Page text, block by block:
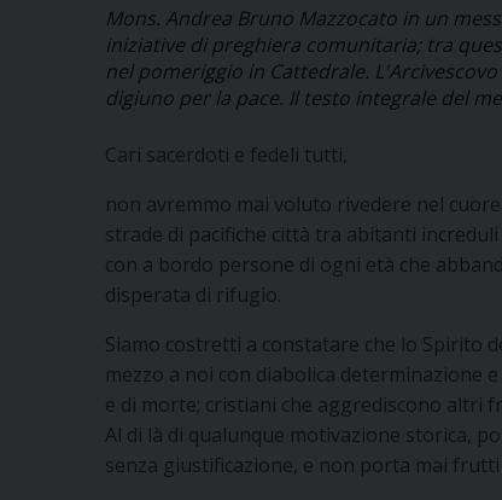
Mons. Andrea Bruno Mazzocato in un
iniziative di preghiera comunitaria; tra
nel pomeriggio in Cattedrale.
digiuno per la pace. Il testo integrale del
Cari sacerdoti e fedeli tutti,
non avremmo mai voluto rivedere nel
strade di pacifiche città tra abitanti
con a bordo persone di ogni età che
disperata di rifugio.
Siamo costretti a constatare che lo Spirito
mezzo a noi con diabolica
e di morte; cristiani che aggrediscono altri
Al di là di qualunque motivazione storica,
senza giustificazione, e non porta mai